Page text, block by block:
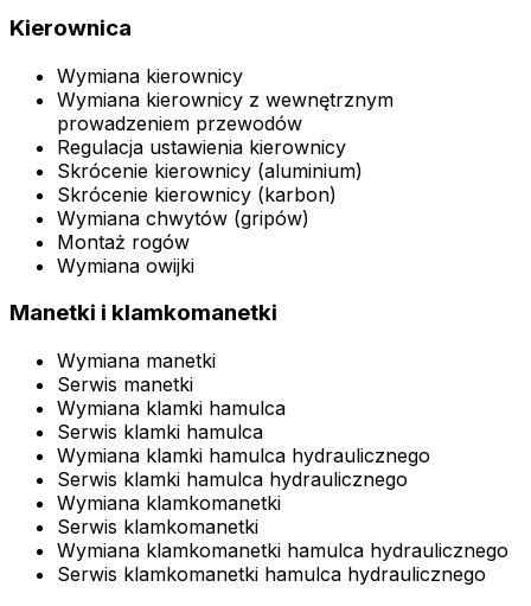
Kierownica
Wymiana kierownicy
Wymiana kierownicy z wewnętrznym
prowadzeniem przewodów
Regulacja ustawienia kierownicy
Skrócenie kierownicy (aluminium)
Skrócenie kierownicy (karbon)
Wymiana chwytów (gripów)
Montaż rogów
Wymiana owijki
Manetki i klamkomanetki
Wymiana manetki
Serwis manetki
Wymiana klamki hamulca
Serwis klamki hamulca
Wymiana klamki hamulca hydraulicznego
Serwis klamki hamulca hydraulicznego
Wymiana klamkomanetki
Serwis klamkomanetki
Wymiana klamkomanetki hamulca hydraulicznego
Serwis klamkomanetki hamulca hydraulicznego